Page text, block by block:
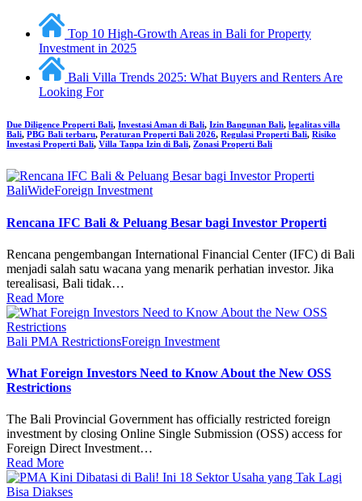
Top 10 High-Growth Areas in Bali for Property
Investment in 2025
Bali Villa Trends 2025: What Buyers and Renters Are
Looking For
Due Diligence Properti Bali, Investasi Aman di Bali, Izin Bangunan Bali, legalitas villa
Bali, PBG Bali terbaru, Peraturan Properti Bali 2026, Regulasi Properti Bali, Risiko
Investasi Properti Bali, Villa Tanpa Izin di Bali, Zonasi Properti Bali
BaliWideForeign Investment
Rencana IFC Bali & Peluang Besar bagi Investor Properti
Rencana pengembangan International Financial Center (IFC) di Bali
menjadi salah satu wacana yang menarik perhatian investor. Jika
terealisasi, Bali tidak…
Read More
Bali PMA RestrictionsForeign Investment
What Foreign Investors Need to Know About the New OSS
Restrictions
The Bali Provincial Government has officially restricted foreign
investment by closing Online Single Submission (OSS) access for
Foreign Direct Investment…
Read More